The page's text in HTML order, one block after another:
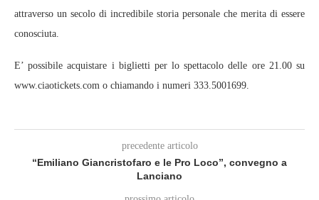
attraverso un secolo di incredibile storia personale che merita di essere
conosciuta.
E’ possibile acquistare i biglietti per lo spettacolo delle ore 21.00 su
www.ciaotickets.com o chiamando i numeri 333.5001699.
precedente articolo
“Emiliano Giancristofaro e le Pro Loco”, convegno a
Lanciano